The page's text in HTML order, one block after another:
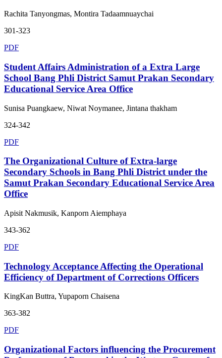
Rachita Tanyongmas, Montira Tadaamnuaychai
301-323
PDF
Student Affairs Administration of a Extra Large
School Bang Phli District Samut Prakan Secondary
Educational Service Area Office
Sunisa Puangkaew, Niwat Noymanee, Jintana thakham
324-342
PDF
The Organizational Culture of Extra-large
Secondary Schools in Bang Phli District under the
Samut Prakan Secondary Educational Service Area
Office
Apisit Nakmusik, Kanporn Aiemphaya
343-362
PDF
Technology Acceptance Affecting the Operational
Efficiency of Department of Corrections Officers
KingKan Buttra, Yupaporn Chaisena
363-382
PDF
Organizational Factors influencing the Procurement